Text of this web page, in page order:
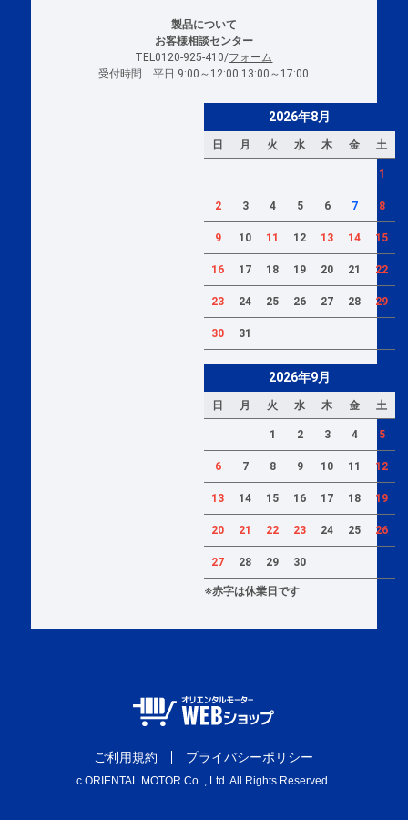
製品について
お客様相談センター
TEL0120-925-410/フォーム
受付時間 平日 9:00～12:00 13:00～17:00
ご利用規約 プライバシーポリシー
c ORIENTAL MOTOR Co. , Ltd. All Rights Reserved.
2026年8月
日 月 火 水 木 金 土
1
2 3 4 5 6 7 8
9 10 11 12 13 14 15
16 17 18 19 20 21 22
23 24 25 26 27 28 29
30 31
2026年9月
日 月 火 水 木 金 土
1 2 3 4 5
6 7 8 9 10 11 12
13 14 15 16 17 18 19
20 21 22 23 24 25 26
27 28 29 30
※赤字は休業日です